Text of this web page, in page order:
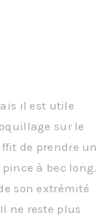
il est utile
sur le
de prendre un
pince à bec long.
son extrémité
ne reste plus